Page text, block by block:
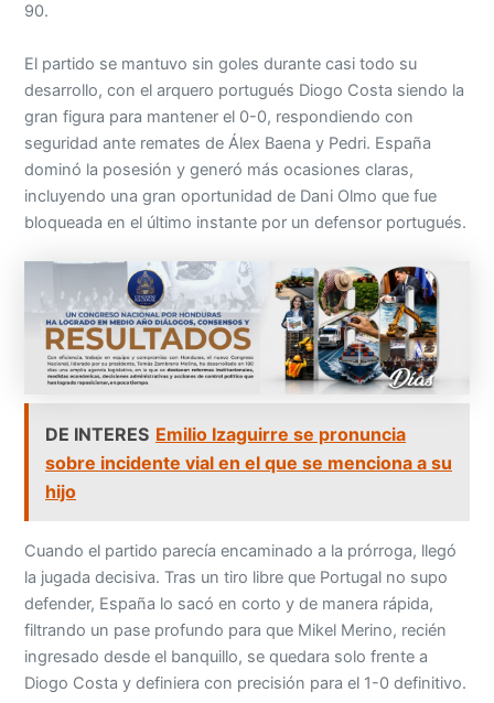
90.
El partido se mantuvo sin goles durante casi todo su
desarrollo, con el arquero portugués Diogo Costa siendo la
gran figura para mantener el 0-0, respondiendo con
seguridad ante remates de Álex Baena y Pedri. España
dominó la posesión y generó más ocasiones claras,
incluyendo una gran oportunidad de Dani Olmo que fue
bloqueada en el último instante por un defensor portugués.
DE INTERES Emilio Izaguirre se pronuncia
sobre incidente vial en el que se menciona a su
hijo
Cuando el partido parecía encaminado a la prórroga, llegó
la jugada decisiva. Tras un tiro libre que Portugal no supo
defender, España lo sacó en corto y de manera rápida,
filtrando un pase profundo para que Mikel Merino, recién
ingresado desde el banquillo, se quedara solo frente a
Diogo Costa y definiera con precisión para el 1-0 definitivo.